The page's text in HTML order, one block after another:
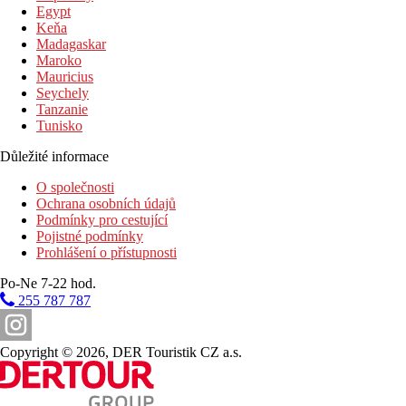
Zdarma:Wifi na pokoji a ve veřejných prostorách.
Poznámka
Rozsah a kvalita výše uvedených služeb a aktivit může být
ovlivněna zavedením případných hygienických či
protiepidemických opatření v dané destinaci.
Oficiální kategorie
Vzdálenosti
0 m
Golfové hřiště
Vzdálenost od nejbližšího letiště
Pláž
Egypt
Keňa
Madagaskar
Maroko
Mauricius
Seychely
Tanzanie
Tunisko
Důležité informace
O společnosti
Ochrana osobních údajů
Podmínky pro cestující
Pojistné podmínky
Prohlášení o přístupnosti
Po-Ne 7-22 hod.
255 787 787
Copyright © 2026, DER Touristik CZ a.s.